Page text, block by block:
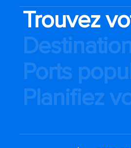
Trouvez
Ports
Planifiez